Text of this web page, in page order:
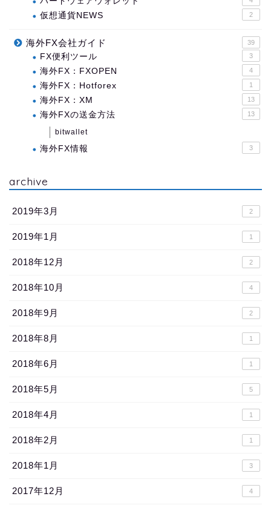
仮想通貨NEWS 2
海外FX会社ガイド 39
FX便利ツール 3
海外FX：FXOPEN 4
海外FX：Hotforex 1
海外FX：XM 13
海外FXの送金方法 13
bitwallet
海外FX情報 3
archive
2019年3月 2
2019年1月 1
2018年12月 2
2018年10月 4
2018年9月 2
2018年8月 1
2018年6月 1
2018年5月 5
2018年4月 1
2018年2月 1
2018年1月 3
2017年12月 4